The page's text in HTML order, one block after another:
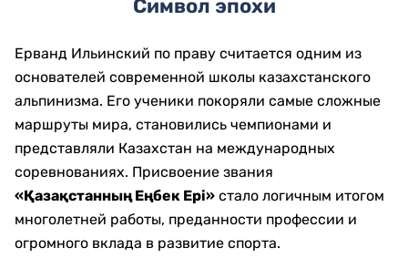
Символ эпохи
Ерванд Ильинский по праву считается одним из
основателей современной школы казахстанского
альпинизма. Его ученики покоряли самые сложные
маршруты мира, становились чемпионами и
представляли Казахстан на международных
соревнованиях. Присвоение звания
«Қазақстанның Еңбек Ері» стало логичным итогом
многолетней работы, преданности профессии и
огромного вклада в развитие спорта.